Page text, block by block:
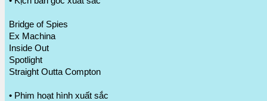
Bridge of Spies
Ex Machina
Inside Out
Spotlight
Straight Outta Compton
• Phim hoạt hình xuất sắc